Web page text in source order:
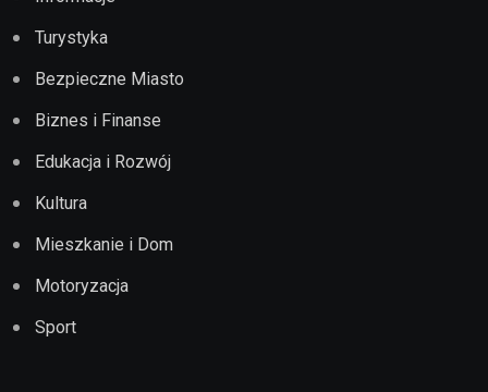
Turystyka
Bezpieczne Miasto
Biznes i Finanse
Edukacja i Rozwój
Kultura
Mieszkanie i Dom
Motoryzacja
Sport